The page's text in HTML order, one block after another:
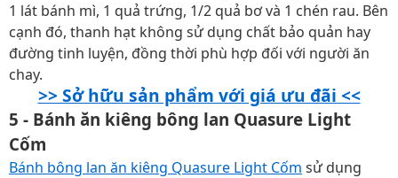
1 lát bánh mì, 1 quả trứng, 1/2 quả bơ và 1 chén rau. Bên
cạnh đó, thanh hạt không sử dụng chất bảo quản hay
đường tinh luyện, đồng thời phù hợp đối với người ăn
chay.
>> Sở hữu sản phẩm với giá ưu đãi <<
5 - Bánh ăn kiêng bông lan Quasure Light
Cốm
Bánh bông lan ăn kiêng Quasure Light Cốm sử dụng